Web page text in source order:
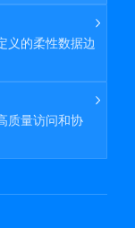
义的柔性数据边
质量访问和协